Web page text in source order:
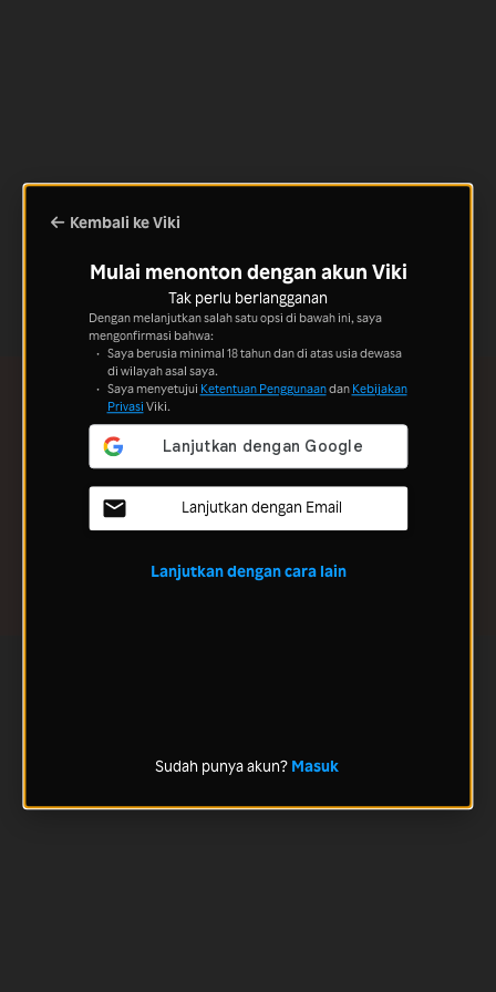
Kembali ke Viki
Mulai menonton dengan akun Viki
Tak perlu berlangganan
Dengan melanjutkan salah satu opsi di bawah ini, saya
mengonfirmasi bahwa:
Saya berusia minimal 18 tahun dan di atas usia dewasa
di wilayah asal saya.
Saya menyetujui Ketentuan Penggunaandan Kebijakan
Privasi Viki.
Lanjutkan dengan Email
Lanjutkan dengan cara lain
Sudah punya akun? Masuk